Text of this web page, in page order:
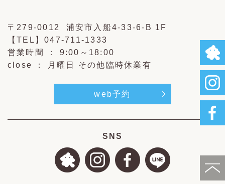
〒279-0012 浦安市入船4-33-6-B 1F
【TEL】047-711-1333
営業時間 ： 9:00～18:00
close ： 月曜日 その他臨時休業有
web予約
SNS